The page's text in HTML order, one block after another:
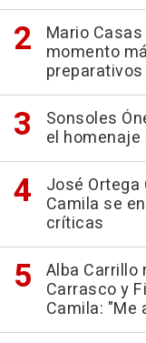
Mario
momento
Sonsoles
el
José
Camila se
críticas
Alba Carrillo
Carrasco y
Camila: "Me